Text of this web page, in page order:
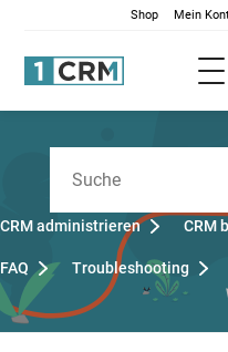
Shop Mein
CRM administrieren CRM
FAQ Troubleshooting